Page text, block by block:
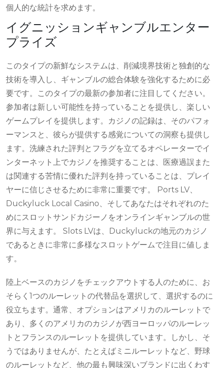
個人的な統計を求めます。
イグニッションギャンブルエンター
プライズ
このタイプの新鮮なシステムは、削減境界技術と独創的な
技術を導入し、ギャンブルの総合体験を強化するために必
要です。このタイプの最新の参加者に注目してください。
参加者は新しい可能性を持っていることを提供し、楽しい
ゲームプレイを提供します。カジノの記録は、そのパフォ
ーマンスと、彼らが提供する感覚についての洞察も提供し
ます。洗練された評判とフラグを立てるオペレーターでイ
ンターネット上でカジノを推奨することは、医療過誤また
は関連する苦情に優れた評判を持っていることは、プレイ
ヤーに信じさせるために非常に重要です。 Ports LV、
Duckyluck Local Casino、そしてあなたはそれぞれのた
めにスロットサンドカジーノをオンラインギャンブルの世
界に与えます。 Slots LVは、Duckyluckの地元のカジノ
であるときに非常に多様なスロットゲームで注目に値しま
す。
陸上ベースのカジノをチェックアウトする人のために、お
そらく1つのルーレットの代替品を選択して、選択するのに
役立ちます。通常、オプションはアメリカのルーレットで
あり、多くのアメリカのカジノが西ヨーロッパのルーレッ
トとフランスのルーレットを提供しています。しかし、そ
うではありませんが、たとえばミニルーレットなど、野球
のルーレットなど、他の最も興味深いブランドに出くわす